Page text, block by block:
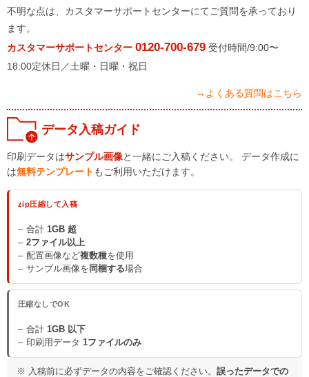
不明な点は、カスタマーサポートセンターにてご質問を承っており
ます。
カスタマーサポートセンター 0120-700-679 受付時間/9:00〜
18:00定休日／土曜・日曜・祝日
→よくある質問はこちら
データ入稿ガイド
印刷データはサンプル画像と一緒にご入稿ください。 データ作成に
は無料テンプレート もご利用いただけます。
zip圧縮して入稿
合計 1GB 超
2ファイル以上
配置画像など複数種を使用
サンプル画像を 同梱する場合
圧縮なしでOK
合計 1GB 以下
印刷用データ 1ファイルのみ
※ 入稿前に必ずデータの内容をご確認ください。 誤ったデータでの